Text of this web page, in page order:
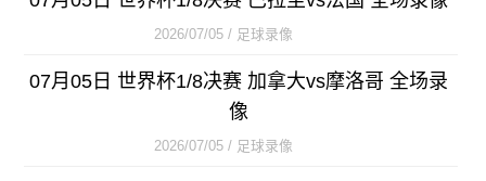
2026/07/05 / 足球录像
07月05日 世界杯1/8决赛 加拿大vs摩洛哥 全场录
像
2026/07/05 / 足球录像